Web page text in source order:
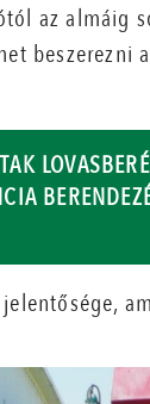
az almáig
beszerezni